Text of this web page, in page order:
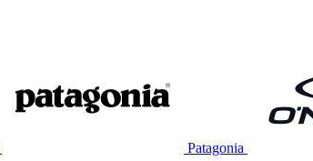
Patagonia